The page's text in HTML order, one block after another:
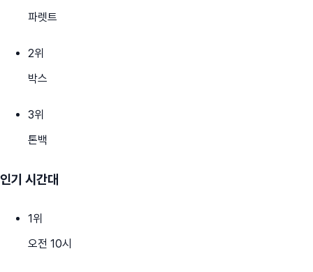
파렛트
2위
박스
3위
톤백
인기 시간대
1위
오전 10시